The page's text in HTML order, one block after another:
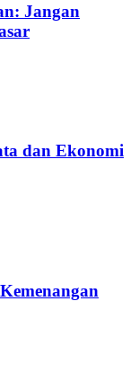
Jangan
dan Ekonomi